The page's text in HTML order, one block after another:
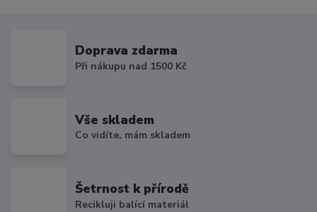
Doprava zdarma
Při nákupu nad 1500 Kč
Vše skladem
Co vidíte, mám skladem
Šetrnost k přírodě
Recikluji balící materiál